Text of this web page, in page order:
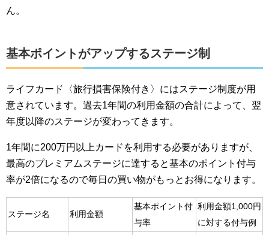
ん。
基本ポイントがアップするステージ制
ライフカード〈旅行損害保険付き〉にはステージ制度が用
意されています。過去1年間の利用金額の合計によって、翌
年度以降のステージが変わってきます。
1年間に200万円以上カードを利用する必要がありますが、
最高のプレミアムステージに達すると基本のポイント付与
率が2倍になるので毎日の買い物がもっとお得になります。
ステージ名 利用金額
基本ポイント付
与率
利用金額1,000円
に対する付与例